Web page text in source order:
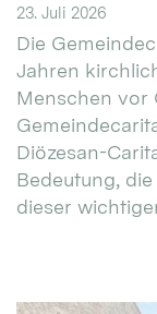
23. Juli 2026
Die
Jahren
Menschen vor
Diözesan-
Bedeutung,
dieser